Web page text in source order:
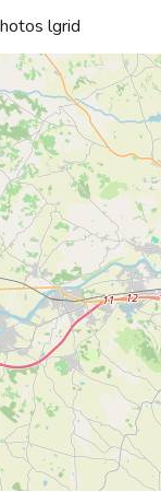
lgrid